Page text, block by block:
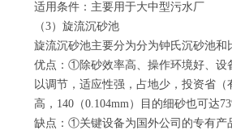
适用条件：主要用于大中型污水厂
（3）旋流沉砂池
旋流沉砂池主要分为分为钟氏沉砂池和
优点：①除砂效率高、操作环境好、设
以调节，适应性强，占地少，投资省
高，140（0.104mm）目的细砂也可达
缺点：①关键设备为国外公司的专有产